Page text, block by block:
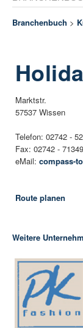
Branchenbuch >
Marktstr.
57537 Wissen
Telefon: 02742 -
Fax: 02742 - 71349
eMail: compass-
Route planen
Weitere